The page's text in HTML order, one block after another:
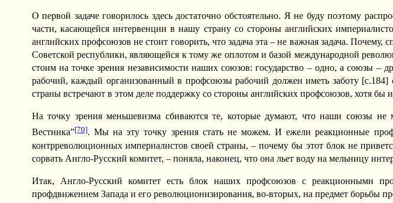
О первой задаче говорилось здесь достаточно обстоятельно. Я не буду поэтому
части, касающейся интервенции в нашу страну со стороны английских
английских профсоюзов не стоит говорить, что задача эта – не важная задача.
Советской республики, являющейся к тому же оплотом и базой международной
стоим на точке зрения независимости наших союзов: государство – одно, а союзы
рабочий, каждый организованный в профсоюзы рабочий должен иметь заботу
страны встречают в этом деле поддержку со стороны английских профсоюзов, хотя бы
На точку зрения меньшевизма сбиваются те, которые думают, что наши союзы не
Вестника”[70]. Мы на эту точку зрения стать не можем. И ежели реакционные
контрреволюционных империалистов своей страны, – почему бы этот блок не
сорвать Англо-Русский комитет, – поняла, наконец, что она льет воду на мельницу
Итак, Англо-Русский комитет есть блок наших профсоюзов с реакционными
профдвижением Запада и его революционизирования, во-вторых, на предмет борьбы